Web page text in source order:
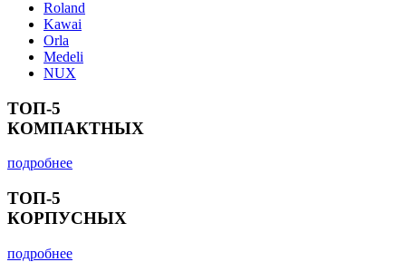
Roland
Kawai
Orla
Medeli
NUX
ТОП-5
КОМПАКТНЫХ
подробнее
ТОП-5
КОРПУСНЫХ
подробнее